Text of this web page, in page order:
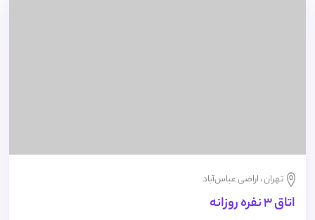
تهران ، اراضی عباس‌آباد
اتاق 3 نفره روزانه